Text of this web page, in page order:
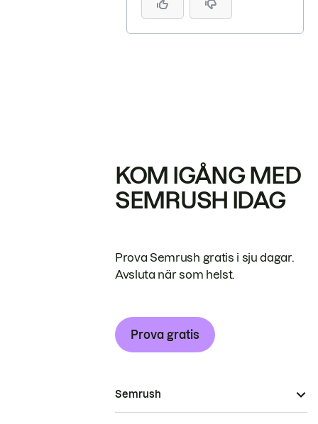
KOM IGÅNG MED
SEMRUSH IDAG
Prova Semrush gratis i sju dagar.
Avsluta när som helst.
Prova gratis
Semrush